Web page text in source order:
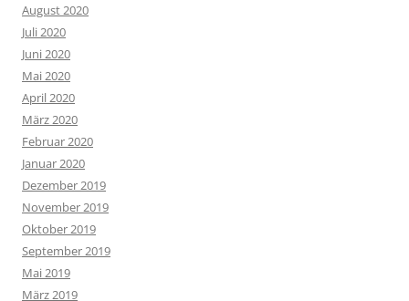
August 2020
Juli 2020
Juni 2020
Mai 2020
April 2020
März 2020
Februar 2020
Januar 2020
Dezember 2019
November 2019
Oktober 2019
September 2019
Mai 2019
März 2019